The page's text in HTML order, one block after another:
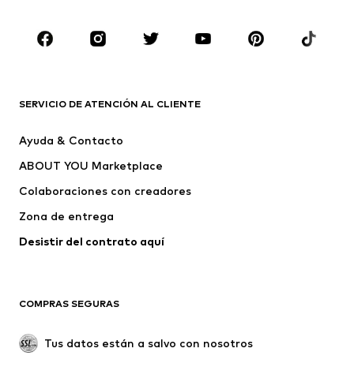
Zapatos
Deporte
Vestidos
Camisetas y tops
Chaquetas
Jerséis y punto
Ropa interior
Abrigos
Tallas grandes
Reciclado
SERVICIO DE ATENCIÓN AL CLIENTE
Ayuda & Contacto
ABOUT YOU Marketplace
Colaboraciones con creadores
Zona de entrega
Desistir del contrato aquí
COMPRAS SEGURAS
Tus datos están a salvo con nosotros